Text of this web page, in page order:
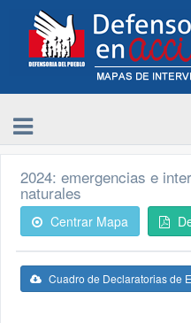
2024: emergencias e
naturales
Centrar Mapa
Cuadro de Declaratorias de